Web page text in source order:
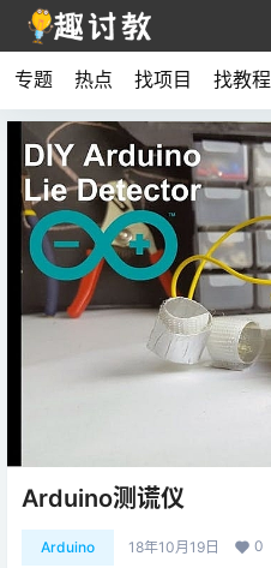
专题 热点 找项目 找教程
Arduino测谎仪
Arduino 18年10月19日 0